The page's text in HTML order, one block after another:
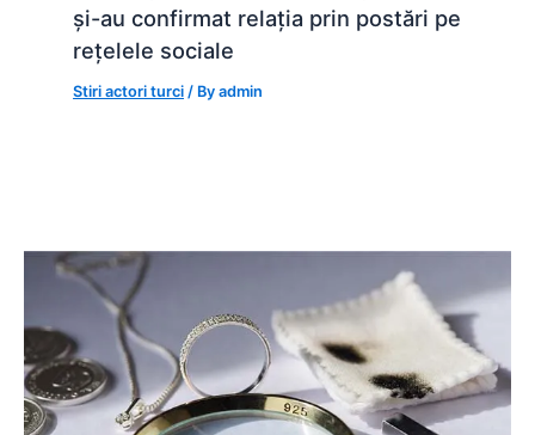
și-au confirmat relația prin postări pe
rețelele sociale
Stiri actori turci / Byadmin